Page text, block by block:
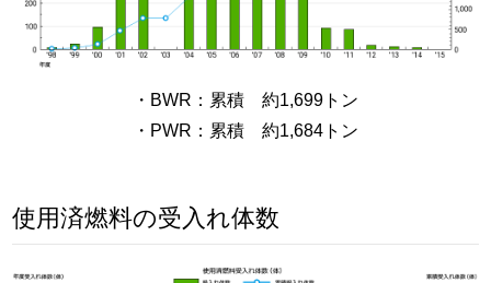
・BWR：累積 約1,699トン
・PWR：累積 約1,684トン
使用済燃料の受入れ体数